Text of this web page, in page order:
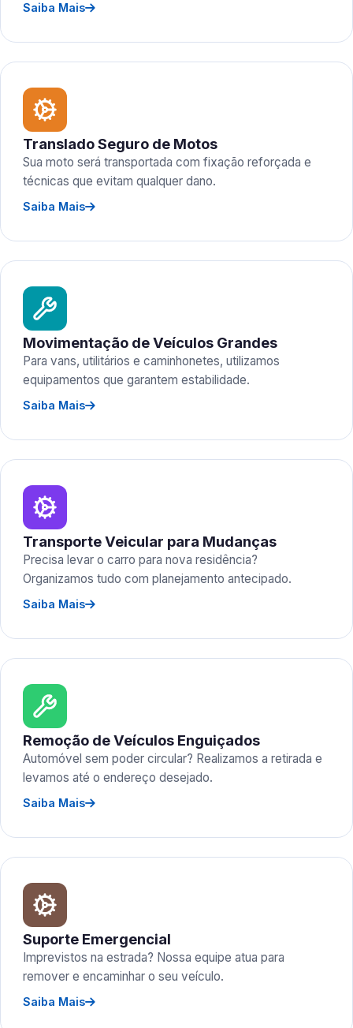
Saiba Mais
Translado Seguro de Motos
Sua moto será transportada com fixação reforçada e
técnicas que evitam qualquer dano.
Saiba Mais
Movimentação de Veículos Grandes
Para vans, utilitários e caminhonetes, utilizamos
equipamentos que garantem estabilidade.
Saiba Mais
Transporte Veicular para Mudanças
Precisa levar o carro para nova residência?
Organizamos tudo com planejamento antecipado.
Saiba Mais
Remoção de Veículos Enguiçados
Automóvel sem poder circular? Realizamos a retirada e
levamos até o endereço desejado.
Saiba Mais
Suporte Emergencial
Imprevistos na estrada? Nossa equipe atua para
remover e encaminhar o seu veículo.
Saiba Mais